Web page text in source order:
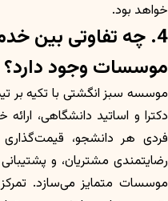
خواهد بود.
4. چه تفاوتی بین
موسسات وجود دارد؟
موسسه سبز انگشتی با تکیه بر
دکترا و اساتید دانشگاهی،
فردی هر دانشجو،
رضایتمندی مشتریان، و
موسسات متمایز می‌سازد.